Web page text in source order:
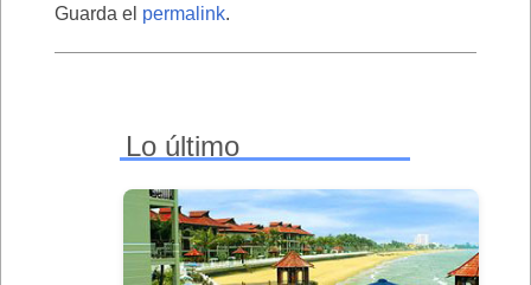
Guarda el permalink.
Lo último